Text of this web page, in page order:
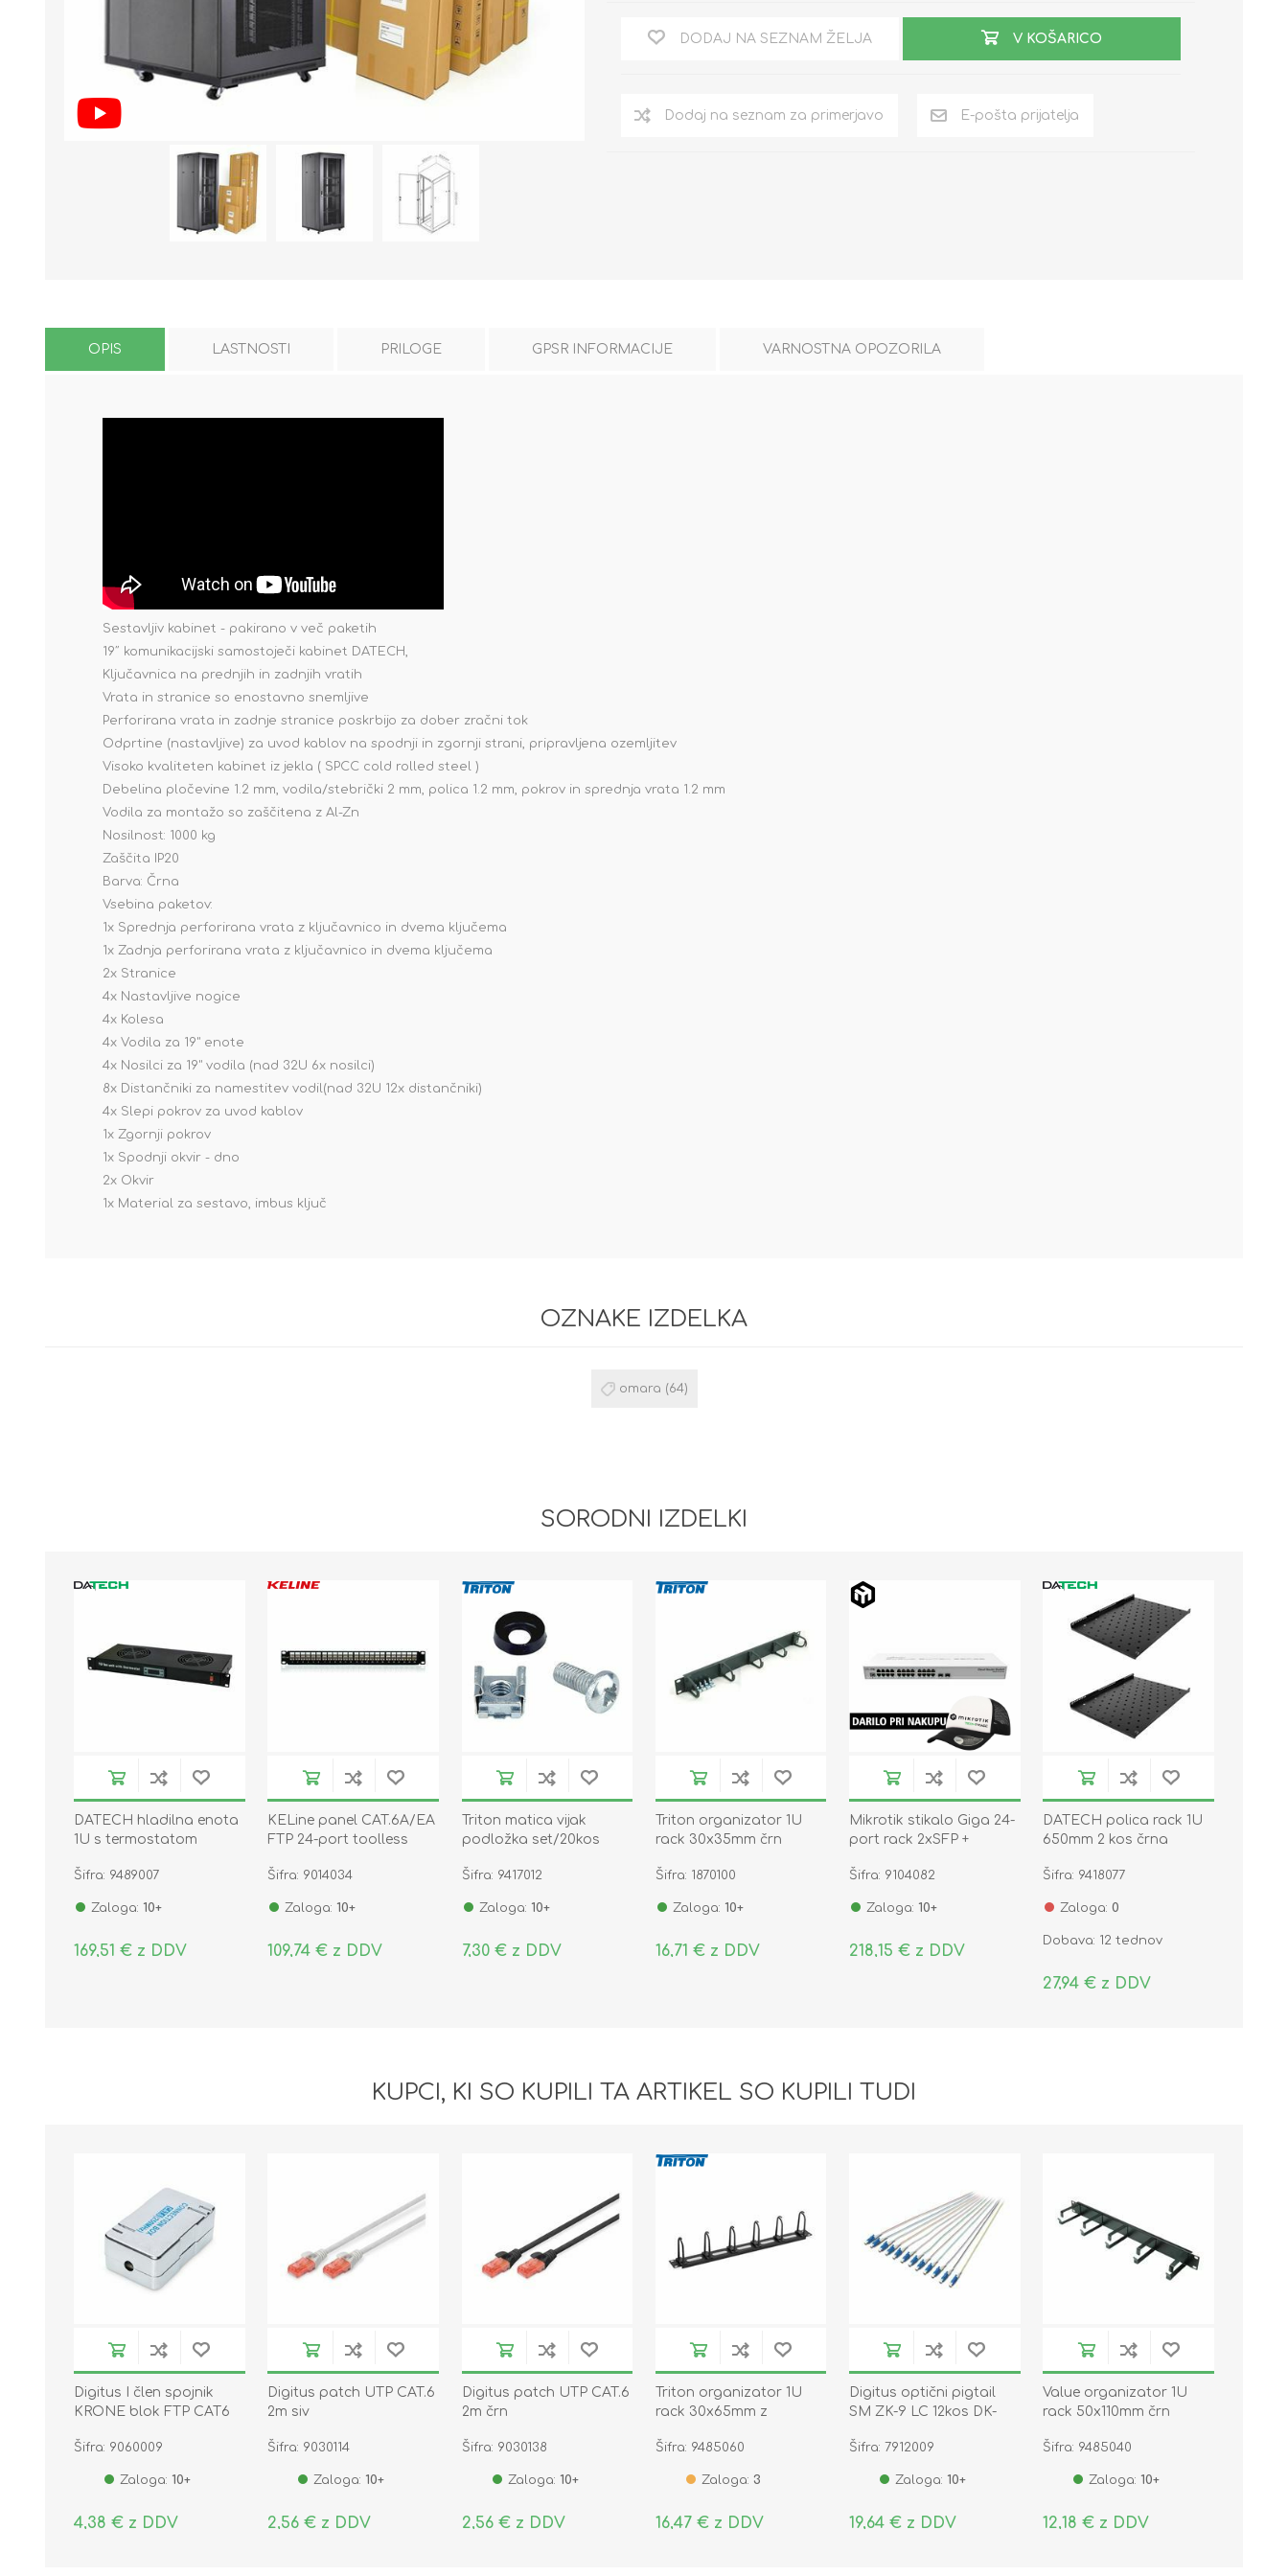
DODAJ NA SEZNAM ŽELJA V KOŠARICO
OPIS LASTNOSTI PRILOGE GPSR INFORMACIJE VARNOSTNA OPOZORILA
Sestavljiv kabinet - pakirano v več paketih
19˝ komunikacijski samostoječi kabinet DATECH,
Ključavnica na prednjih in zadnjih vratih
Vrata in stranice so enostavno snemljive
Perforirana vrata in zadnje stranice poskrbijo za dober zračni tok
Odprtine (nastavljive) za uvod kablov na spodnji in zgornji strani, pripravljena ozemljitev
Visoko kvaliteten kabinet iz jekla ( SPCC cold rolled steel )
Debelina pločevine 1.2 mm, vodila/stebrički 2 mm, polica 1.2 mm, pokrov in sprednja vrata 1.2 mm
Vodila za montažo so zaščitena z Al-Zn
Nosilnost: 1000 kg
Zaščita IP20
Barva: Črna
Vsebina paketov:
1x Sprednja perforirana vrata z ključavnico in dvema ključema
1x Zadnja perforirana vrata z ključavnico in dvema ključema
2x Stranice
4x Nastavljive nogice
4x Kolesa
4x Vodila za 19" enote
4x Nosilci za 19" vodila (nad 32U 6x nosilci)
8x Distančniki za namestitev vodil(nad 32U 12x distančniki)
4x Slepi pokrov za uvod kablov
1x Zgornji pokrov
1x Spodnji okvir - dno
2x Okvir
1x Material za sestavo, imbus ključ
OZNAKE IZDELKA
omara (64)
SORODNI IZDELKI
DATECH hladilna enota
1U s termostatom
Šifra: 9489007
Zaloga: 10+
169,51 € z DDV
KELine panel CAT.6A/EA
FTP 24-port toolless
Šifra: 9014034
Zaloga: 10+
109,74 € z DDV
Triton matica vijak
podložka set/20kos
Šifra: 9417012
Zaloga: 10+
7,30 € z DDV
Triton organizator 1U
rack 30x35mm črn
Šifra: 1870100
Zaloga: 10+
16,71 € z DDV
Mikrotik stikalo Giga 24-
port rack 2xSFP +
Šifra: 9104082
Zaloga: 10+
218,15 € z DDV
DATECH polica rack 1U
650mm 2 kos črna
Šifra: 9418077
Zaloga: 0
Dobava: 12 tednov
27,94 € z DDV
KUPCI, KI SO KUPILI TA ARTIKEL SO KUPILI TUDI
Digitus I člen spojnik
KRONE blok FTP CAT6
Šifra: 9060009
Zaloga: 10+
4,38 € z DDV
Digitus patch UTP CAT.6
2m siv
Šifra: 9030114
Zaloga: 10+
2,56 € z DDV
Digitus patch UTP CAT.6
2m črn
Šifra: 9030138
Zaloga: 10+
2,56 € z DDV
Triton organizator 1U
rack 30x65mm z
Šifra: 9485060
Zaloga: 3
16,47 € z DDV
Digitus optični pigtail
SM ZK-9 LC 12kos DK-
Šifra: 7912009
Zaloga: 10+
19,64 € z DDV
Value organizator 1U
rack 50x110mm črn
Šifra: 9485040
Zaloga: 10+
12,18 € z DDV